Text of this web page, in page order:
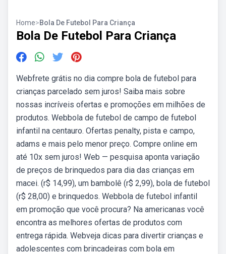
Home>Bola De Futebol Para Criança
Bola De Futebol Para Criança
Webfrete grátis no dia compre bola de futebol para
crianças parcelado sem juros! Saiba mais sobre
nossas incríveis ofertas e promoções em milhões de
produtos. Webbola de futebol de campo de futebol
infantil na centauro. Ofertas penalty, pista e campo,
adams e mais pelo menor preço. Compre online em
até 10x sem juros! Web — pesquisa aponta variação
de preços de brinquedos para dia das crianças em
macei. (r$ 14,99), um bambolê (r$ 2,99), bola de futebol
(r$ 28,00) e brinquedos. Webbola de futebol infantil
em promoção que você procura? Na americanas você
encontra as melhores ofertas de produtos com
entrega rápida. Webveja dicas para divertir crianças e
adolescentes com brincadeiras com bola em